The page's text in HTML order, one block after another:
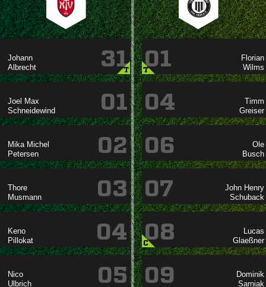


31
T
 

01
 

02


03


04


05


01
T


04


06
 

07


08
C


09